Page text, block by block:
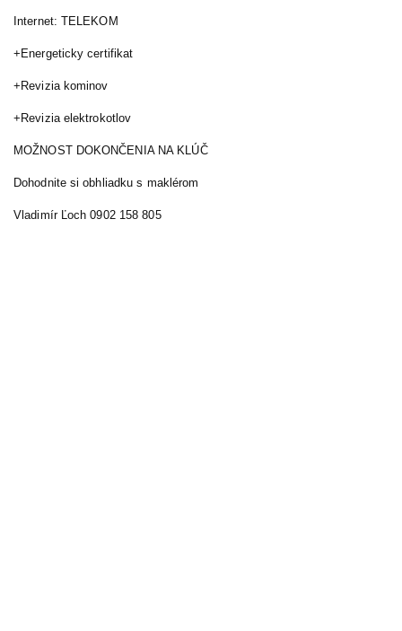
Internet: TELEKOM
+Energeticky certifikat
+Revizia kominov
+Revizia elektrokotlov
MOŽNOST DOKONČENIA NA KLÚČ
Dohodnite si obhliadku s maklérom
Vladimír Ľoch 0902 158 805